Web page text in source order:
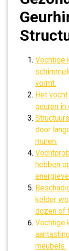
Vochtige
vormt.
Het
geuren in
door
muren.
hebben
kelder
dozen of
Vochtige
meubels.